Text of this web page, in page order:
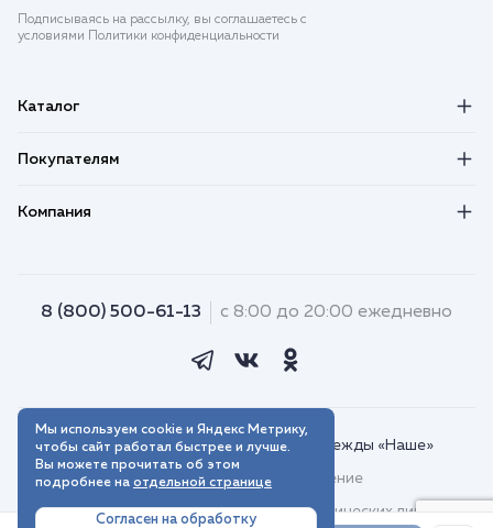
Подписываясь на рассылку, вы соглашаетесь с
условиями Политики конфиденциальности
Каталог
Покупателям
Компания
8 (800) 500-61-13 с 8:00 до 20:00 ежедневно
© 2018–2026. Интернет-магазин одежды «Наше»
Пользовательское соглашение
Договор присоединения для юридических лиц
Мы используем cookie и Яндекс Метрику,
чтобы сайт работал быстрее и лучше.
Вы можете прочитать об этом
подробнее на отдельной странице
Согласен на обработку